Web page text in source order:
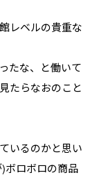
レベルの貴重な
たな、と働いて
たらなおのこと
いるのかと思い
ボロボロの商品